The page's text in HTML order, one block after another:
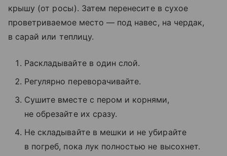
крышу (от росы). Затем перенесите в сухое
проветриваемое место — под навес, на чердак,
в сарай или теплицу.
Раскладывайте в один слой.
Регулярно переворачивайте.
Сушите вместе с пером и корнями,
не обрезайте их сразу.
Не складывайте в мешки и не убирайте
в погреб, пока лук полностью не высохнет.